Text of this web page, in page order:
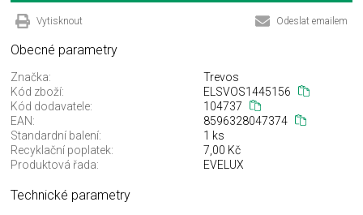
Vytisknout Odeslat emailem
Obecné parametry
Značka:
Trevos
Kód zboží:
ELSVOS1445156
Kód dodavatele:
104737
EAN:
8596328047374
Standardní balení:
1 ks
Recyklační poplatek:
7,00 Kč
Produktová řada:
EVELUX
Technické parametry